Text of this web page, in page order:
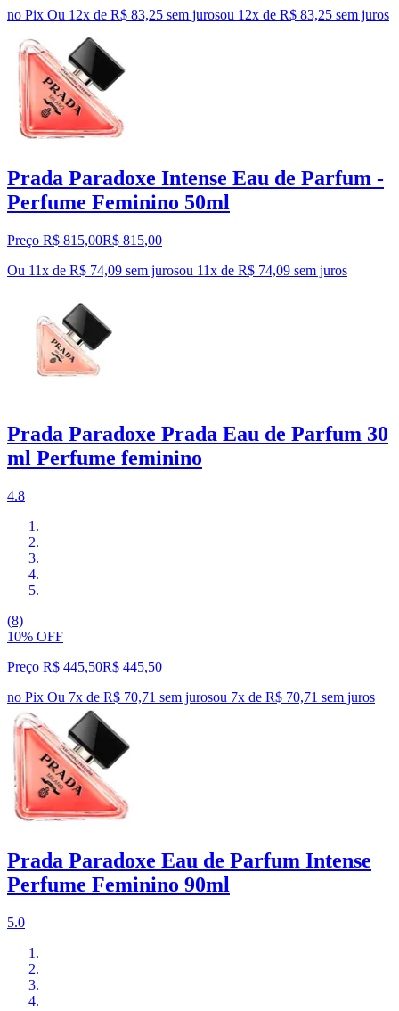
no Pix Ou 12x de R$ 83,25 sem jurosou 12x de R$ 83,25 sem juros
Prada Paradoxe Intense Eau de Parfum -
Perfume Feminino 50ml
Preço R$ 815,00R$ 815,00
Ou 11x de R$ 74,09 sem jurosou 11x de R$ 74,09 sem juros
Prada Paradoxe Prada Eau de Parfum 30
ml Perfume feminino
4.8
(8)
10% OFF
Preço R$ 445,50R$ 445,50
no Pix Ou 7x de R$ 70,71 sem jurosou 7x de R$ 70,71 sem juros
Prada Paradoxe Eau de Parfum Intense
Perfume Feminino 90ml
5.0